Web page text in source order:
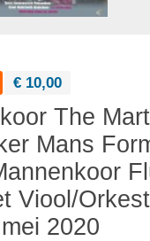
€ 10,00
The
Mans
Viool/Orkest
2020